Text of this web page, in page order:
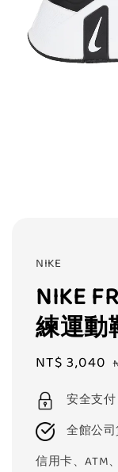
NIKE
NIKE
練運動
Sale
NT$ 3,040
安全支付
全館公
信用卡、ATM